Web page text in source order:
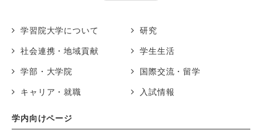
学習院大学について 研究
社会連携・地域貢献 学生生活
学部・大学院 国際交流・留学
キャリア・就職 入試情報
学内向けページ